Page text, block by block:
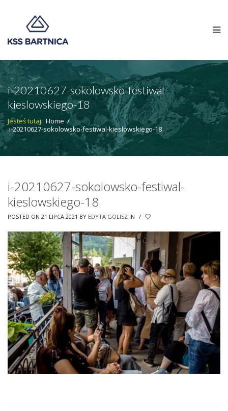
i-20210627-sokolowsko-festiwal-
kieslowskiego-18
Jesteś tutaj: Home /
i-20210627-sokolowsko-festiwal-kieslowskiego-18
i-20210627-sokolowsko-festiwal-
kieslowskiego-18
POSTED ON 21 LIPCA 2021 BY EDYTA GOLISZ IN /